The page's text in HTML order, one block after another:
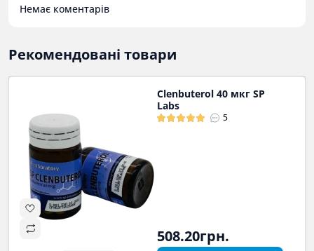
Немає коментарів
Рекомендовані товари
Clenbuterol 40 мкг SP
Labs
5
508.20грн.